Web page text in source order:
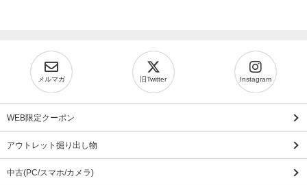
メルマガ 旧Twitter Instagram
WEB限定クーポン
アウトレット掘り出し物
中古(PC/スマホ/カメラ)